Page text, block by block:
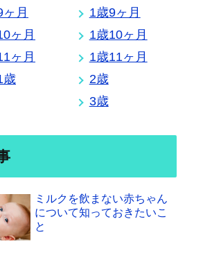
月
ヶ月
ヶ月
歳
1歳9ヶ月
1歳10ヶ月
1歳11ヶ月
2歳
3歳
ミルクを飲まない赤ちゃん
について知っておきたいこ
と